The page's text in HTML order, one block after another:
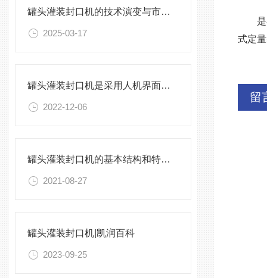
罐头灌装封口机的技术演变与市场前景
2025-03-17
罐头灌装封口机是采用人机界面操作设备
2022-12-06
罐头灌装封口机的基本结构和特点介绍
2021-08-27
罐头灌装封口机|凯润百科
2023-09-25
是在
式定
留